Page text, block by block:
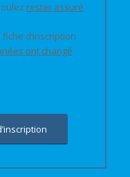
rester assuré
d’inscription
ont changé